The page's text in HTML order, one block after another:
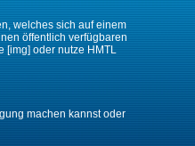
welches sich auf einem
öffentlich verfügbaren
[img] oder nutze HMTL
machen kannst oder